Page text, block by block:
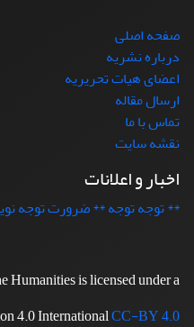
صفحه اصلی
درباره نشریه
اعضای هیات تحریریه
ارسال مقاله
تماس با ما
نقشه سایت
اخبار و اعلانات
** توجه توجه ** ضرورت توجه
Humanities is licensed under a
4.0 InternationalCC-BY 4.0